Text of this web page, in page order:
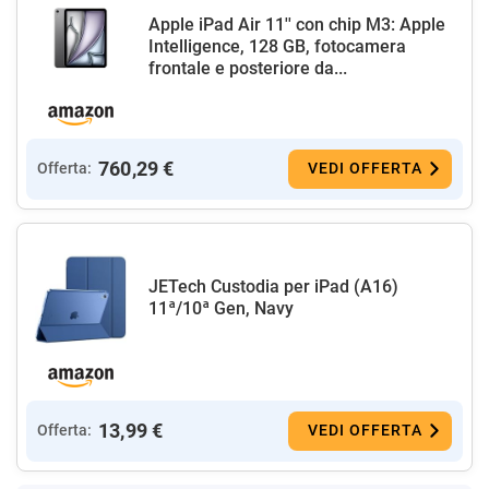
Apple iPad Air 11'' con chip M3: Apple
Intelligence, 128 GB, fotocamera
frontale e posteriore da...
Offerta: 760,29 € VEDI OFFERTA
JETech Custodia per iPad (A16)
11ª/10ª Gen, Navy
Offerta: 13,99 € VEDI OFFERTA